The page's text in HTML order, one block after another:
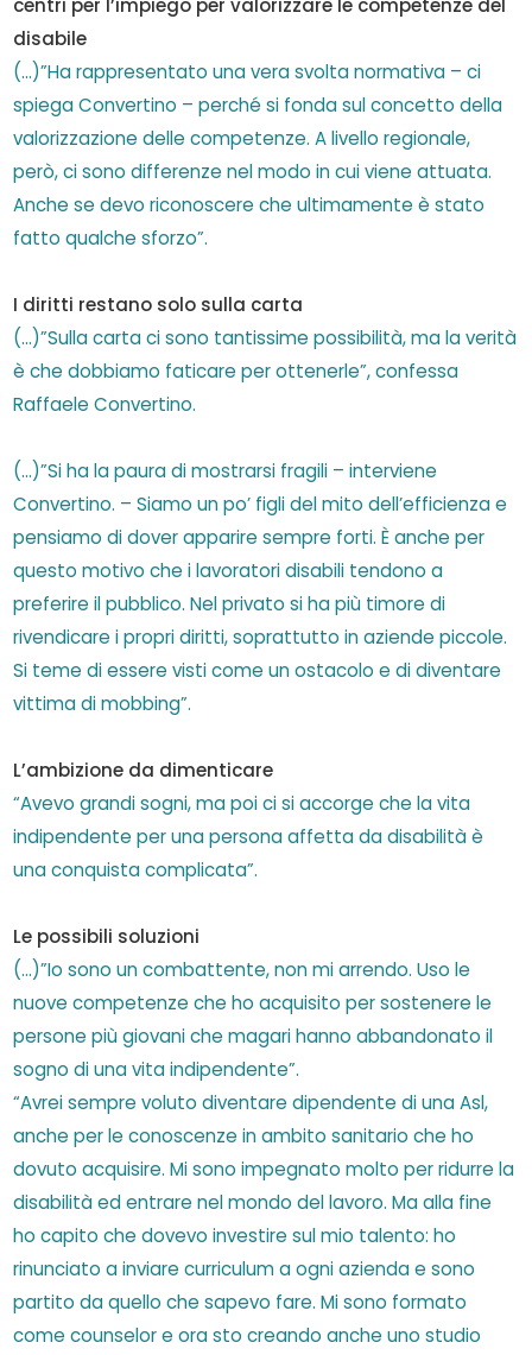
centri per l’impiego per valorizzare le competenze del
disabile
(…)”Ha rappresentato una vera svolta normativa – ci
spiega Convertino – perché si fonda sul concetto della
valorizzazione delle competenze. A livello regionale,
però, ci sono differenze nel modo in cui viene attuata.
Anche se devo riconoscere che ultimamente è stato
fatto qualche sforzo”.
I diritti restano solo sulla carta
(…)”Sulla carta ci sono tantissime possibilità, ma la verità
è che dobbiamo faticare per ottenerle”, confessa
Raffaele Convertino.
(…)”Si ha la paura di mostrarsi fragili – interviene
Convertino. – Siamo un po’ figli del mito dell’efficienza e
pensiamo di dover apparire sempre forti. È anche per
questo motivo che i lavoratori disabili tendono a
preferire il pubblico. Nel privato si ha più timore di
rivendicare i propri diritti, soprattutto in aziende piccole.
Si teme di essere visti come un ostacolo e di diventare
vittima di mobbing”.
L’ambizione da dimenticare
“Avevo grandi sogni, ma poi ci si accorge che la vita
indipendente per una persona affetta da disabilità è
una conquista complicata”.
Le possibili soluzioni
(…)”Io sono un combattente, non mi arrendo. Uso le
nuove competenze che ho acquisito per sostenere le
persone più giovani che magari hanno abbandonato il
sogno di una vita indipendente”.
“Avrei sempre voluto diventare dipendente di una Asl,
anche per le conoscenze in ambito sanitario che ho
dovuto acquisire. Mi sono impegnato molto per ridurre la
disabilità ed entrare nel mondo del lavoro. Ma alla fine
ho capito che dovevo investire sul mio talento: ho
rinunciato a inviare curriculum a ogni azienda e sono
partito da quello che sapevo fare. Mi sono formato
come counselor e ora sto creando anche uno studio